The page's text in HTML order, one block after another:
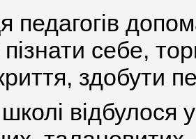
педагогів
себе,
здобути